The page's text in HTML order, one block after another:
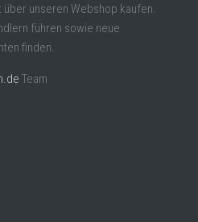
unseren Webshop kaufen.
führen sowie neue
finden.
Team